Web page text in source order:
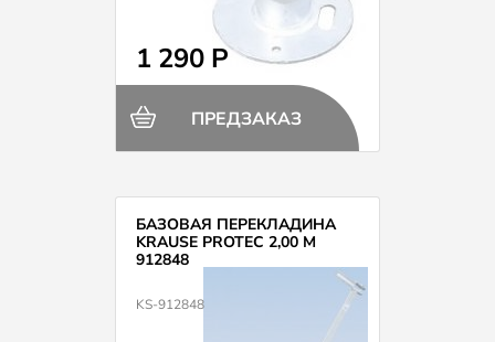
1 290 Р
ПРЕДЗАКАЗ
БАЗОВАЯ ПЕРЕКЛАДИНА
KRAUSE PROTEC 2,00 М
912848
KS-912848